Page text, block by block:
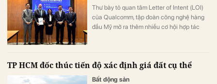
Thư bày tỏ quan tâm Letter of Intent (LOI)
của Qualcomm, tập đoàn công nghệ hàng
đầu Mỹ mở ra thêm nhiều cơ hội hợp tác
TP HCM đốc thúc tiến độ xác định giá đất cụ thể
Bất động sản